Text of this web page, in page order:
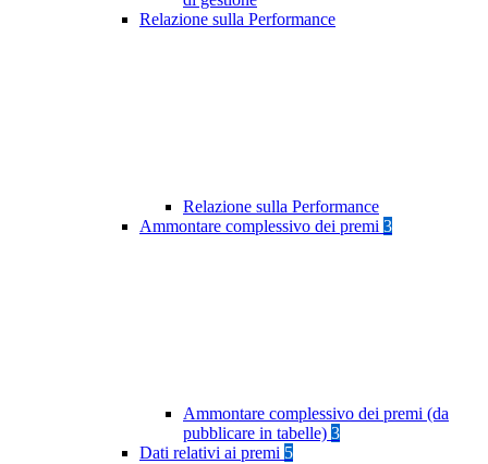
Relazione sulla Performance
Relazione sulla Performance
Ammontare complessivo dei premi 3
Ammontare complessivo dei premi (da
pubblicare in tabelle) 3
Dati relativi ai premi 5